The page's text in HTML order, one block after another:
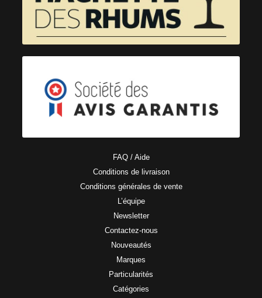
FAQ / Aide
Conditions de livraison
Conditions générales de vente
L’équipe
Newsletter
Contactez-nous
Nouveautés
Marques
Particularités
Catégories